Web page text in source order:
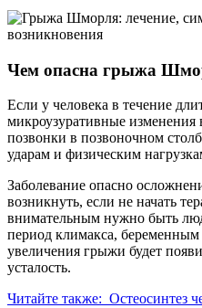
Чем опасна грыжа
Если у человека в течение
микроузуративные изменения
позвонки в позвоночном
ударам и физическим
Заболевание опасно
возникнуть, если не начать
внимательным нужно быть
период климакса,
увеличения грыжи будет
усталость.
Читайте также: Остеосинтез